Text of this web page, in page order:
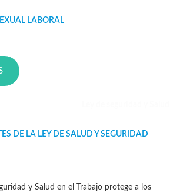
LABORAL
DE LA LEY DE SALUD Y SEGURIDAD
y Salud en el Trabajo protege a los